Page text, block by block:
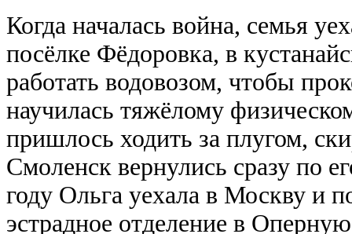
Когда началась война, семья
посёлке Фёдоровка, в
работать водовозом, чтобы
научилась тяжёлому
пришлось ходить за плугом,
Смоленск вернулись сразу по
году Ольга уехала в Москву и
эстрадное отделение в